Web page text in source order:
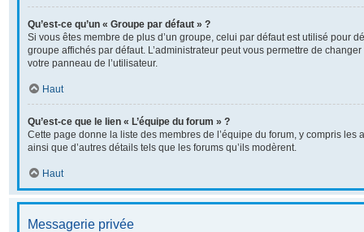
Qu’est-ce qu’un « Groupe par défaut » ?
Si vous êtes membre de plus d’un groupe, celui par défaut est utilisé pour
groupe affichés par défaut. L’administrateur peut vous permettre de
votre panneau de l’utilisateur.
Haut
Qu’est-ce que le lien « L’équipe du forum » ?
Cette page donne la liste des membres de l’équipe du forum, y compris les
ainsi que d’autres détails tels que les forums qu’ils modèrent.
Haut
Messagerie privée